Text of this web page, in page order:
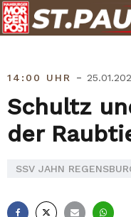
Skip
to
14:00 UHR -
Schultz
der
SSV JAHN